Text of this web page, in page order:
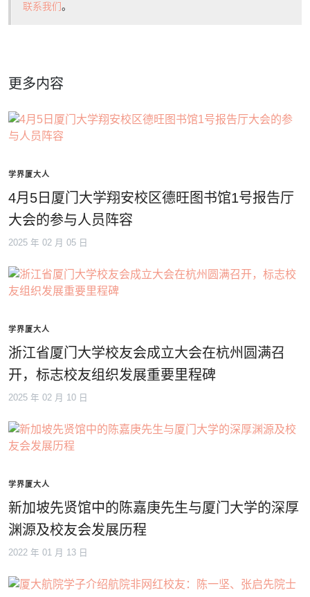
联系我们。
更多内容
学界厦大人
4月5日厦门大学翔安校区德旺图书馆1号报告厅
大会的参与人员阵容
2025 年 02 月 05 日
学界厦大人
浙江省厦门大学校友会成立大会在杭州圆满召
开，标志校友组织发展重要里程碑
2025 年 02 月 10 日
学界厦大人
新加坡先贤馆中的陈嘉庚先生与厦门大学的深厚
渊源及校友会发展历程
2022 年 01 月 13 日